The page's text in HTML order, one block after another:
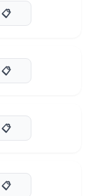
📋
📋
📋
📋